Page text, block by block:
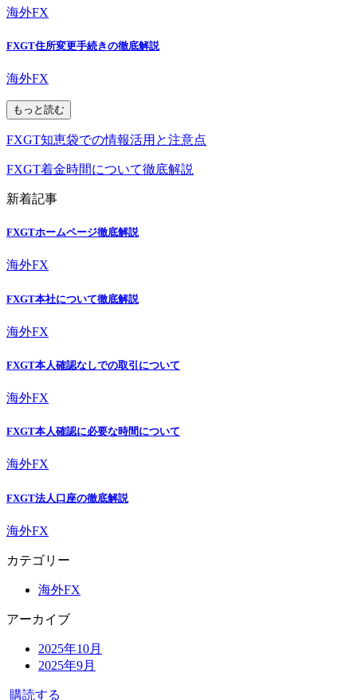
海外FX
FXGT住所変更手続きの徹底解説
海外FX
もっと読む
FXGT知恵袋での情報活用と注意点
FXGT着金時間について徹底解説
新着記事
FXGTホームページ徹底解説
海外FX
FXGT本社について徹底解説
海外FX
FXGT本人確認なしでの取引について
海外FX
FXGT本人確認に必要な時間について
海外FX
FXGT法人口座の徹底解説
海外FX
カテゴリー
海外FX
アーカイブ
2025年10月
2025年9月
購読する